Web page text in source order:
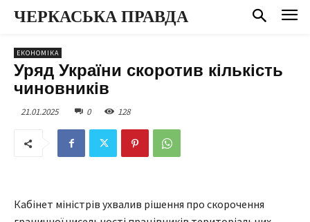
ЧЕРКАСЬКА ПРАВДА
ЕКОНОМІКА
Уряд України скоротив кількість
чиновників
21.01.2025 0 128
Кабінет міністрів ухвалив рішення про скорочення